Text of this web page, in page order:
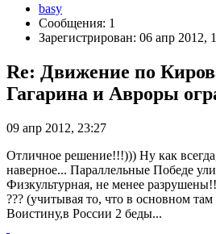
basy
Сообщения: 1
Зарегистрирован: 06 апр 2012,
Re: Движение по
Гагарина и Авроры
09 апр 2012, 23:27
Отличное решение!!!))) Ну как
наверное... Параллельные Победе
Физкультурная, не менее
??? (учитывая то, что в основном там
Воистину,в России 2 беды...